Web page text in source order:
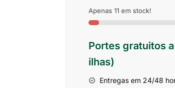
Apenas 11 em stock!
Portes gratuitos
ilhas)
Entregas em 24/48